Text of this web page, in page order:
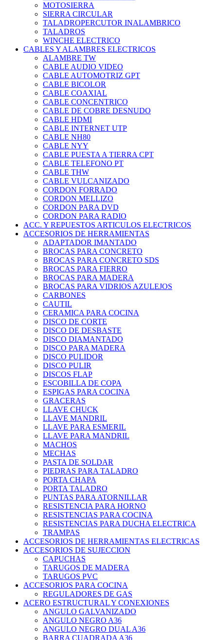
MOTOSIERRA
SIERRA CIRCULAR
TALADROPERCUTOR INALAMBRICO
TALADROS
WINCHE ELECTRICO
CABLES Y ALAMBRES ELECTRICOS
ALAMBRE TW
CABLE AUDIO VIDEO
CABLE AUTOMOTRIZ GPT
CABLE BICOLOR
CABLE COAXIAL
CABLE CONCENTRICO
CABLE DE COBRE DESNUDO
CABLE HDMI
CABLE INTERNET UTP
CABLE NH80
CABLE NYY
CABLE PUESTA A TIERRA CPT
CABLE TELEFONO PT
CABLE THW
CABLE VULCANIZADO
CORDON FORRADO
CORDON MELLIZO
CORDON PARA DVD
CORDON PARA RADIO
ACC. Y REPUESTOS ARTICULOS ELECTRICOS
ACCESORIOS DE HERRAMIENTAS
ADAPTADOR IMANTADO
BROCAS PARA CONCRETO
BROCAS PARA CONCRETO SDS
BROCAS PARA FIERRO
BROCAS PARA MADERA
BROCAS PARA VIDRIOS AZULEJOS
CARBONES
CAUTIL
CERAMICA PARA COCINA
DISCO DE CORTE
DISCO DE DESBASTE
DISCO DIAMANTADO
DISCO PARA MADERA
DISCO PULIDOR
DISCO PULIR
DISCOS FLAP
ESCOBILLA DE COPA
ESPIGAS PARA COCINA
GRACERAS
LLAVE CHUCK
LLAVE MANDRIL
LLAVE PARA ESMERIL
LLAVE PARA MANDRIL
MACHOS
MECHAS
PASTA DE SOLDAR
PIEDRAS PARA TALADRO
PORTA CHAPA
PORTA TALADRO
PUNTAS PARA ATORNILLAR
RESISTENCIA PARA HORNO
RESISTENCIAS PARA COCINA
RESISTENCIAS PARA DUCHA ELECTRICA
TRAMPAS
ACCESORIOS DE HERRAMIENTAS ELECTRICAS
ACCESORIOS DE SUJECCION
CAPUCHAS
TARUGOS DE MADERA
TARUGOS PVC
ACCESORIOS PARA COCINA
REGULADORES DE GAS
ACERO ESTRUCTURAL Y CONEXIONES
ANGULO GALVANIZADO
ANGULO NEGRO A36
ANGULO NEGRO DUAL A36
BARRA CUADRADA A36